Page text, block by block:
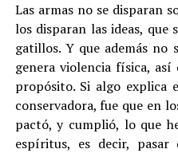
Las armas no se disparan
los disparan las ideas, que
gatillos. Y que además no
genera violencia física,
propósito. Si algo explica
conservadora, fue que en
pactó, y cumplió, lo que
espíritus, es decir,